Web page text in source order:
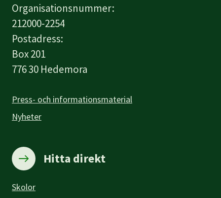
Organisationsnummer:
212000-2254
Postadress:
Box 201
776 30 Hedemora
Press- och informationsmaterial
Nyheter
Hitta direkt
Skolor